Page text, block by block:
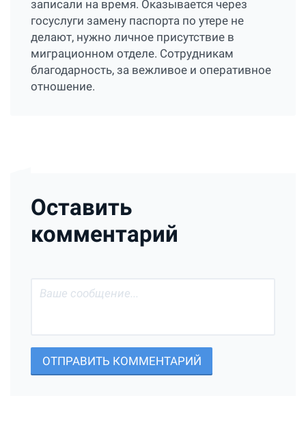
записали на время. Оказывается через
госуслуги замену паспорта по утере не
делают, нужно личное присутствие в
миграционном отделе. Сотрудникам
благодарность, за вежливое и оперативное
отношение.
Оставить
комментарий
ОТПРАВИТЬ КОММЕНТАРИЙ